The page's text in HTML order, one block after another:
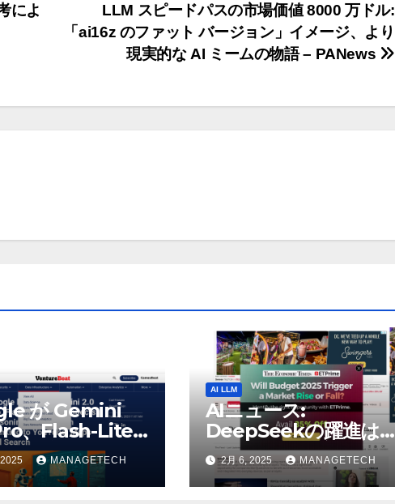
LLM スピードパスの市場価値 8000 万ドル:
「ai16z のファット バージョン」イメージ、より
現実的な AI ミームの物語 – PANews
によ
が Gemini
、Flash-Lite
、推論モデル
Thinking を
、マップ、
MANAGETECH
AI LLM
AIニュース:
DeepSeekの躍進は
AIの巨人に役立つだろ
うとウォール街のアナ
リストが語る – The
2月 6, 2025 MANAGETECH